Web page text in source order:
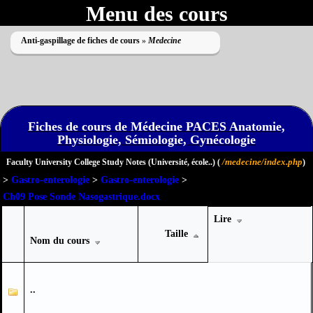
Menu des cours
Anti-gaspillage de fiches de cours » Medecine
Impossible de lire le dossier
Fiches de cours de Médecine PACES Anatomie,
Physiologie, Sémiologie, Gynécologie
Faculty University College Study Notes (Université, école..) ( /medecine/index.php)
> Gastro-enterologie > Gastro-enterologie >
Ch09 Pose Sonde Nasogastrique.docx
Nom du cours
Taille
Lire
..